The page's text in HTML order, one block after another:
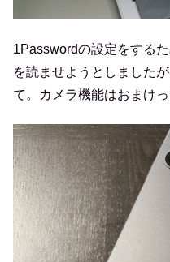
1Passwordの設定をする
を読ませようとしました
て。カメラ機能はおまけっ